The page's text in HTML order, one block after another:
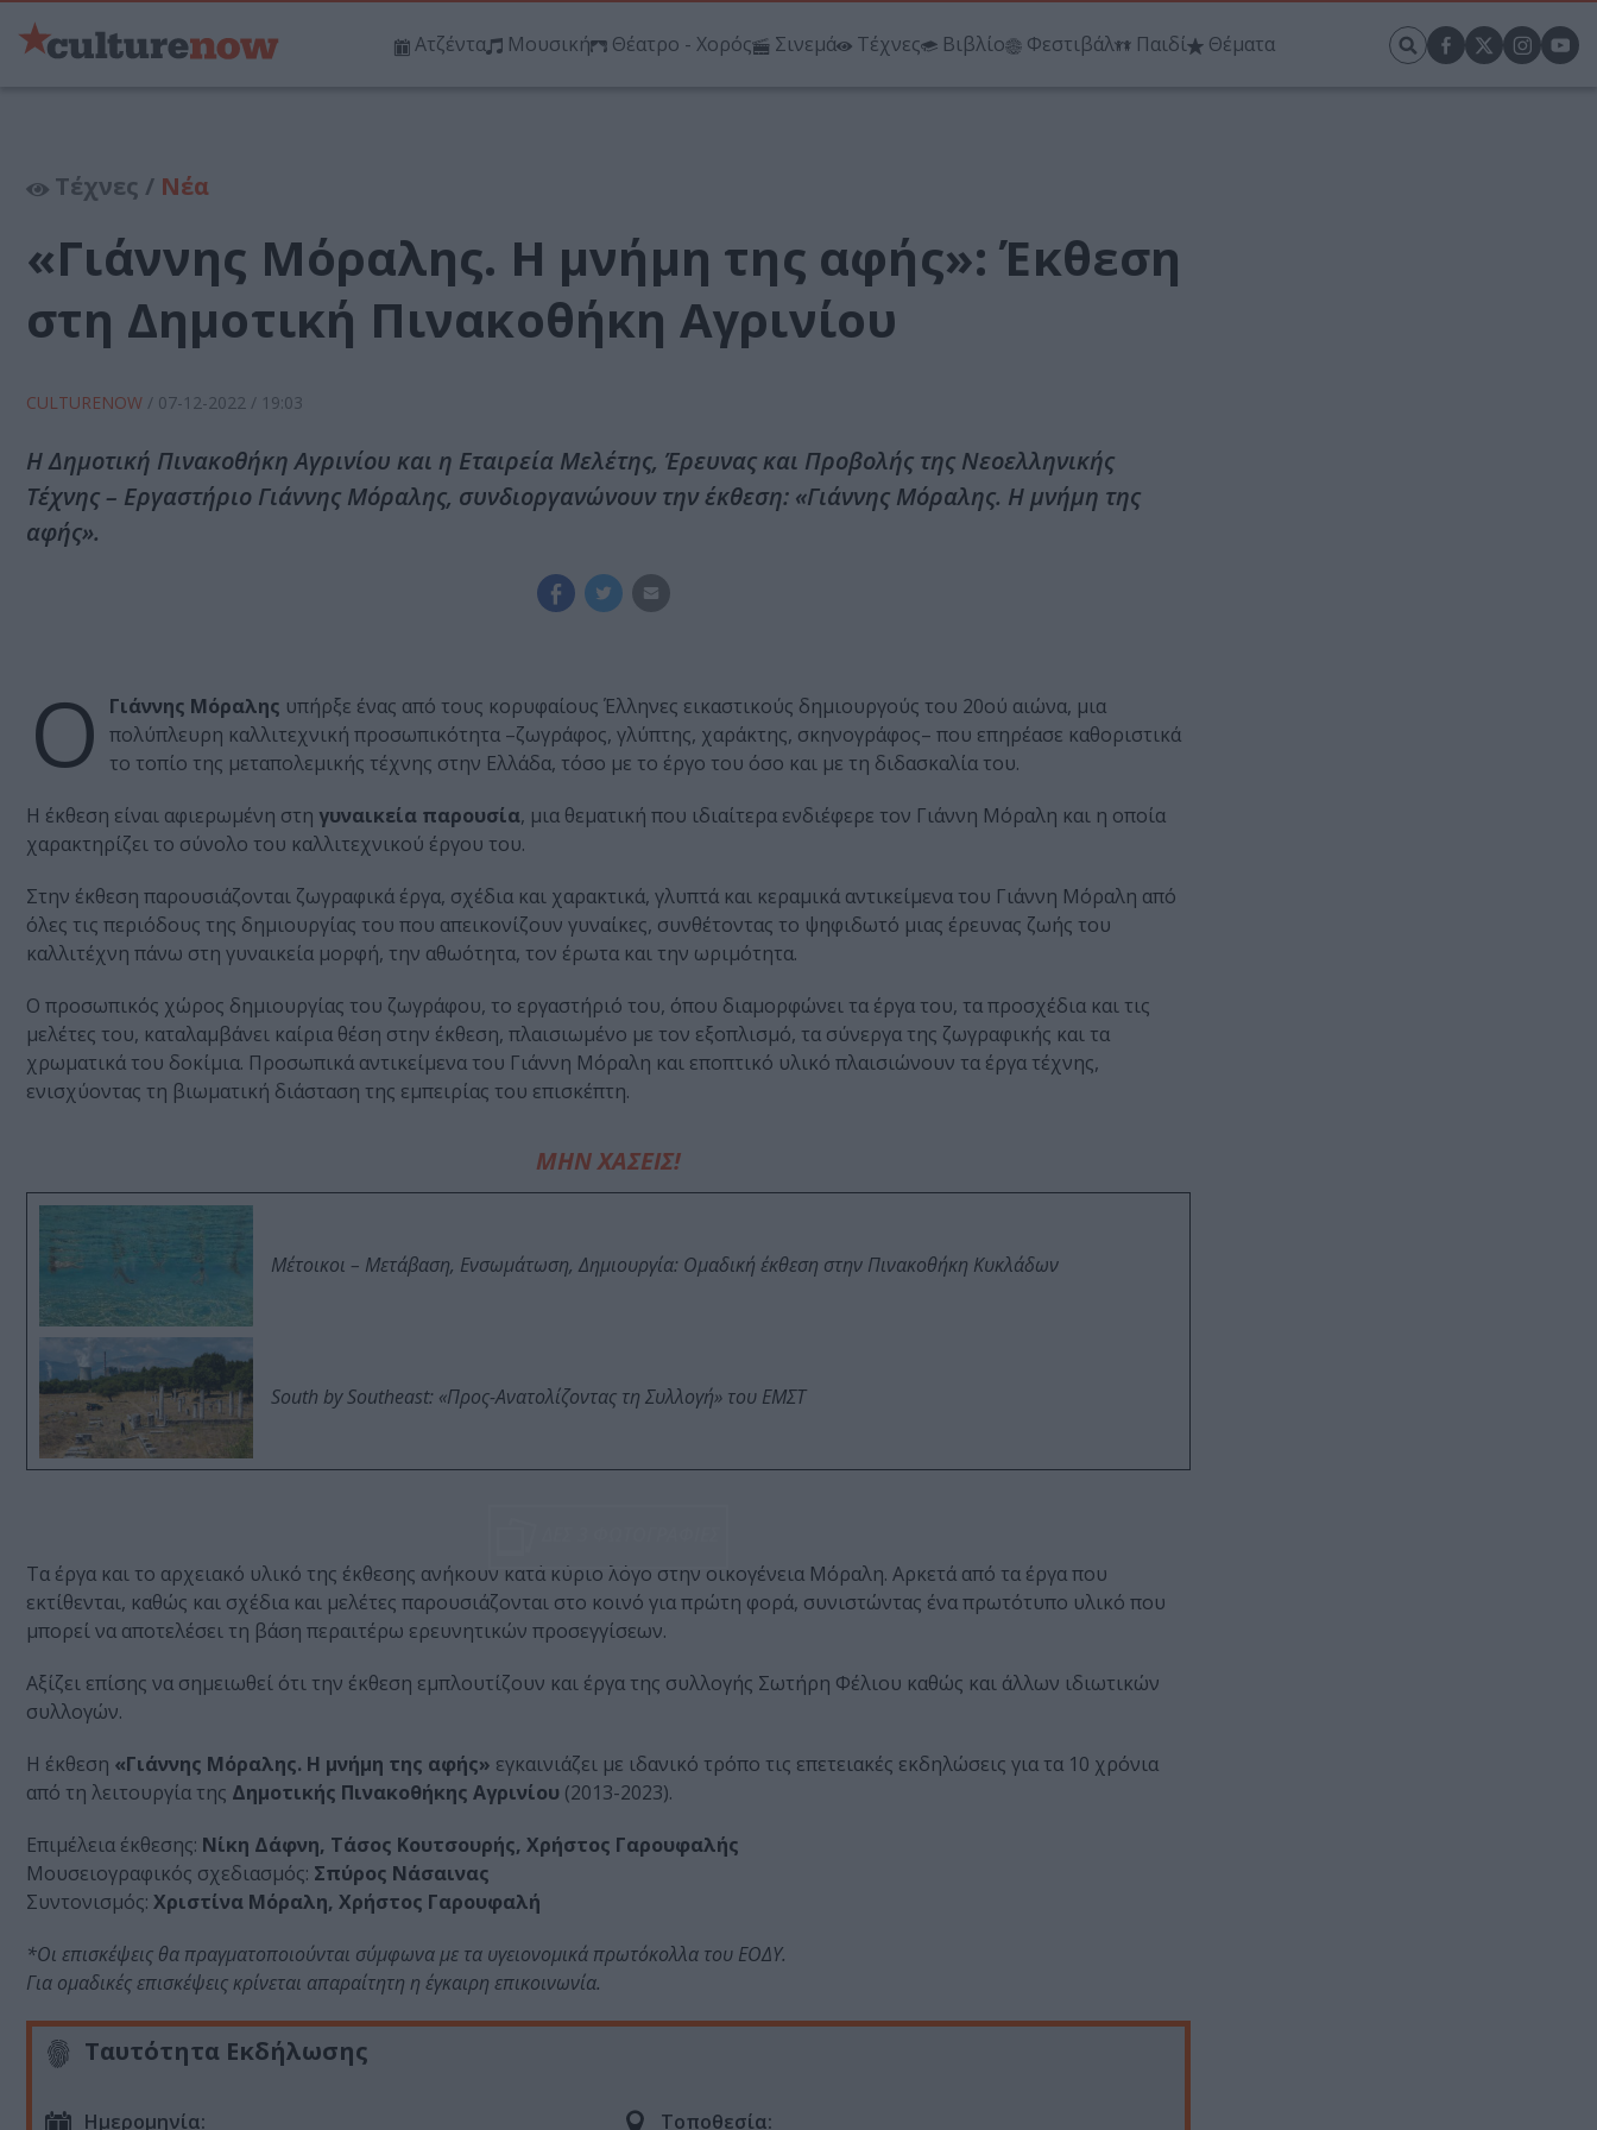
Ατζέντα Μουσική Θέατρο - Χορός Σινεμά Τέχνες Βιβλίο Φεστιβάλ Παιδί Θέματα
Τέχνες / Νέα
«Γιάννης Μόραλης. Η μνήμη της αφής»: Έκθεση
στη Δημοτική Πινακοθήκη Αγρινίου
CULTURENOW / 07-12-2022 / 19:03
Η Δημοτική Πινακοθήκη Αγρινίου και η Εταιρεία Μελέτης, Έρευνας και Προβολής της Νεοελληνικής
Τέχνης – Εργαστήριο Γιάννης Μόραλης, συνδιοργανώνουν την έκθεση: «Γιάννης Μόραλης. Η μνήμη της
αφής».
Ο Γιάννης Μόραλης υπήρξε ένας από τους κορυφαίους Έλληνες εικαστικούς δημιουργούς του 20ού αιώνα, μια
πολύπλευρη καλλιτεχνική προσωπικότητα –ζωγράφος, γλύπτης, χαράκτης, σκηνογράφος– που επηρέασε καθοριστικά
το τοπίο της μεταπολεμικής τέχνης στην Ελλάδα, τόσο με το έργο του όσο και με τη διδασκαλία του.
Η έκθεση είναι αφιερωμένη στη γυναικεία παρουσία, μια θεματική που ιδιαίτερα ενδιέφερε τον Γιάννη Μόραλη και η οποία
χαρακτηρίζει το σύνολο του καλλιτεχνικού έργου του.
Στην έκθεση παρουσιάζονται ζωγραφικά έργα, σχέδια και χαρακτικά, γλυπτά και κεραμικά αντικείμενα του Γιάννη Μόραλη από
όλες τις περιόδους της δημιουργίας του που απεικονίζουν γυναίκες, συνθέτοντας το ψηφιδωτό μιας έρευνας ζωής του
καλλιτέχνη πάνω στη γυναικεία μορφή, την αθωότητα, τον έρωτα και την ωριμότητα.
Ο προσωπικός χώρος δημιουργίας του ζωγράφου, το εργαστήριό του, όπου διαμορφώνει τα έργα του, τα προσχέδια και τις
μελέτες του, καταλαμβάνει καίρια θέση στην έκθεση, πλαισιωμένο με τον εξοπλισμό, τα σύνεργα της ζωγραφικής και τα
χρωματικά του δοκίμια. Προσωπικά αντικείμενα του Γιάννη Μόραλη και εποπτικό υλικό πλαισιώνουν τα έργα τέχνης,
ενισχύοντας τη βιωματική διάσταση της εμπειρίας του επισκέπτη.
ΜΗΝ ΧΑΣΕΙΣ!
Μέτοικοι – Μετάβαση, Ενσωμάτωση, Δημιουργία: Ομαδική έκθεση στην Πινακοθήκη Κυκλάδων
South by Southeast: «Προς-Ανατολίζοντας τη Συλλογή» του ΕΜΣΤ
Τα έργα και το αρχειακό υλικό της έκθεσης ανήκουν κατά κύριο λόγο στην οικογένεια Μόραλη. Αρκετά από τα έργα που
εκτίθενται, καθώς και σχέδια και μελέτες παρουσιάζονται στο κοινό για πρώτη φορά, συνιστώντας ένα πρωτότυπο υλικό που
μπορεί να αποτελέσει τη βάση περαιτέρω ερευνητικών προσεγγίσεων.
Αξίζει επίσης να σημειωθεί ότι την έκθεση εμπλουτίζουν και έργα της συλλογής Σωτήρη Φέλιου καθώς και άλλων ιδιωτικών
συλλογών.
Η έκθεση «Γιάννης Μόραλης. Η μνήμη της αφής» εγκαινιάζει με ιδανικό τρόπο τις επετειακές εκδηλώσεις για τα 10 χρόνια
από τη λειτουργία της Δημοτικής Πινακοθήκης Αγρινίου (2013-2023).
Επιμέλεια έκθεσης: Νίκη Δάφνη, Τάσος Κουτσουρής, Χρήστος Γαρουφαλής
Μουσειογραφικός σχεδιασμός: Σπύρος Νάσαινας
Συντονισμός: Χριστίνα Μόραλη, Χρήστος Γαρουφαλή
*Οι επισκέψεις θα πραγματοποιούνται σύμφωνα με τα υγειονομικά πρωτόκολλα του ΕΟΔΥ.
Για ομαδικές επισκέψεις κρίνεται απαραίτητη η έγκαιρη επικοινωνία.
Ταυτότητα Εκδήλωσης
Ημερομηνία: Τοποθεσία: